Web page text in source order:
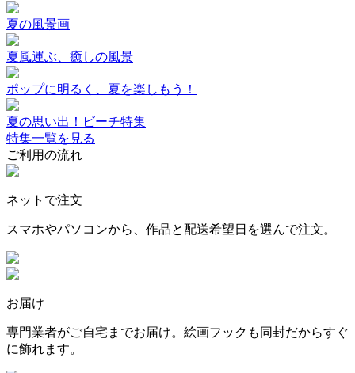
夏の風景画
夏風運ぶ、癒しの風景
ポップに明るく、夏を楽しもう！
夏の思い出！ビーチ特集
特集一覧を見る
ご利用の流れ
ネットで注文
スマホやパソコンから、作品と配送希望日を選んで注文。
お届け
専門業者がご自宅までお届け。絵画フックも同封だからすぐ
に飾れます。